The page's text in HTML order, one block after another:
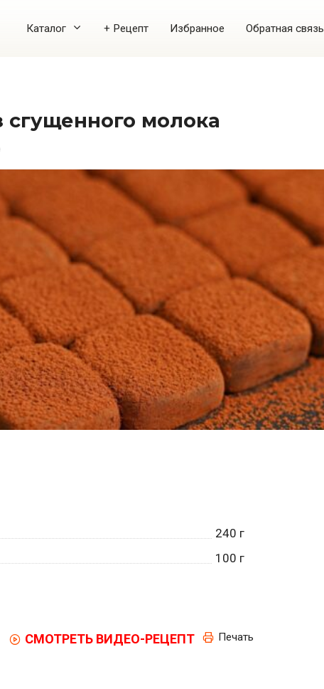
Каталог + Рецепт Избранное Обратная связь
молока
240 г
100 г
СМОТРЕТЬ ВИДЕО-РЕЦЕПТ Печать